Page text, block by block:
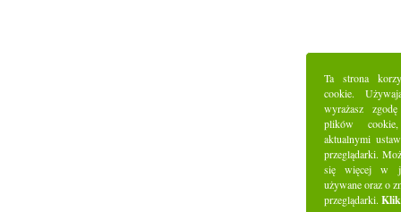
Ta strona
cookie.
wyrażasz
plików
aktualnymi
przeglądarki.
się więcej w
używane oraz o
przeglądarki.